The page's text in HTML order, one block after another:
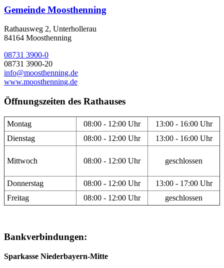
Gemeinde Moosthenning
Rathausweg 2, Unterhollerau
84164 Moosthenning
08731 3900-0
08731 3900-20
info@moosthenning.de
www.moosthenning.de
Öffnungszeiten des Rathauses
Montag 08:00 - 12:00 Uhr
13:00 - 16:00 Uhr
Dienstag
08:00 - 12:00 Uhr 13:00 - 16:00 Uhr
Mittwoch 08:00 - 12:00 Uhr geschlossen
Donnerstag 08:00 - 12:00 Uhr
13:00 - 17:00 Uhr
Freitag
08:00 - 12:00 Uhr geschlossen
Bankverbindungen:
Sparkasse Niederbayern-Mitte